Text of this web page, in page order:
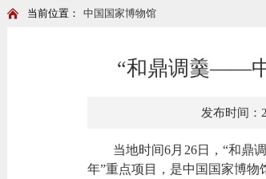
当前位置： 中国国家博物馆
“和鼎调羹——
发布时间：
当地时间6月26日，“和鼎调
年”重点项目，是中国国家博物